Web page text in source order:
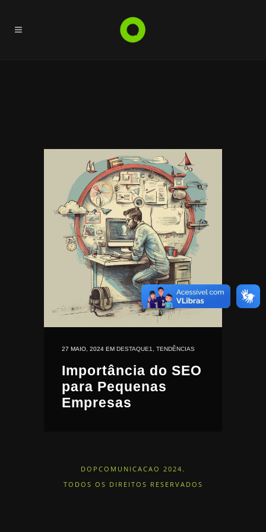
27 MAIO, 2024 EM DESTAQUE1 TENDÊNCIAS
Importância do SEO
para Pequenas
Empresas
DOPCOMUNICACAO 2024.
TODOS OS DIREITOS RESERVADOS